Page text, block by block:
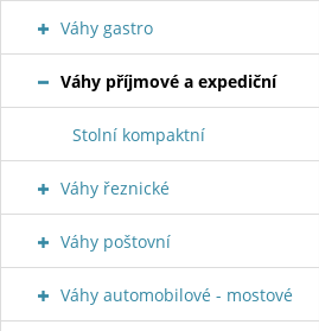
Váhy gastro
Váhy příjmové a expediční
Stolní kompaktní
Váhy řeznické
Váhy poštovní
Váhy automobilové - mostové